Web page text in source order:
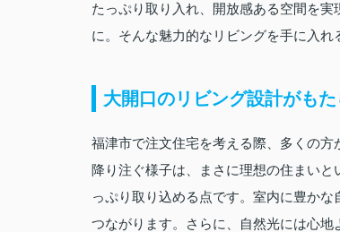
たっぷり取り入れ、開放感ある空間を
に。そんな魅力的なリビングを手に入れ
大開口のリビング設計がも
福津市で注文住宅を考える際、多くの
降り注ぐ様子は、まさに理想の住まい
っぷり取り込める点です。室内に豊か
つながります。さらに、自然光には心地